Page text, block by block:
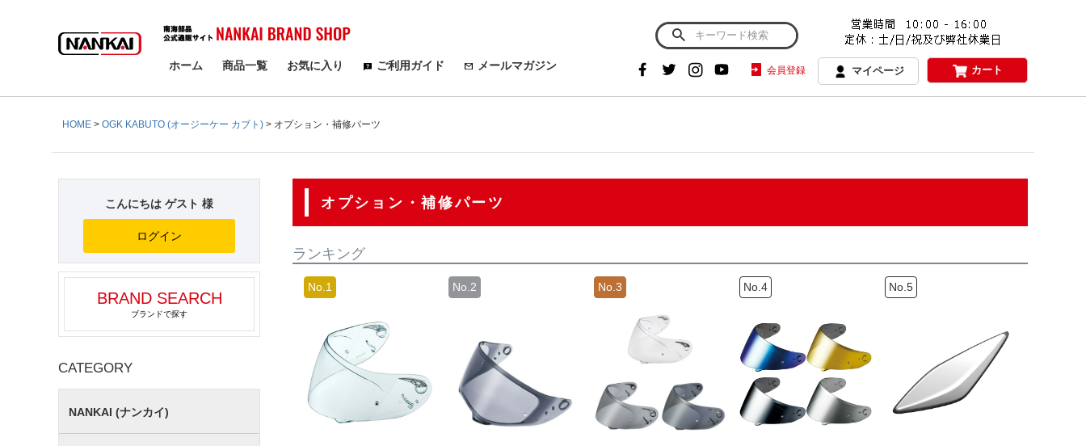
検索
ホーム 商品一覧 お気に入り ご利用ガイド メールマガジン 会員登録 マイページ カート
HOME OGK KABUTO (オージーケー カブト) オプション・補修パーツ
こんにちは ゲスト 様
ログイン
BRAND SEARCH
ブランドで探す
CATEGORY
NANKAI (ナンカイ)
オプション・補修パーツ
ランキング